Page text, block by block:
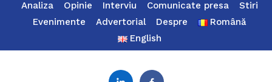
ContentAnaliza Opinie Interviu Comunicate presa
Stiri
Evenimente
Advertorial Despre
Română
English